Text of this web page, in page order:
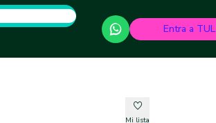
Entra a TUL
Mi lista